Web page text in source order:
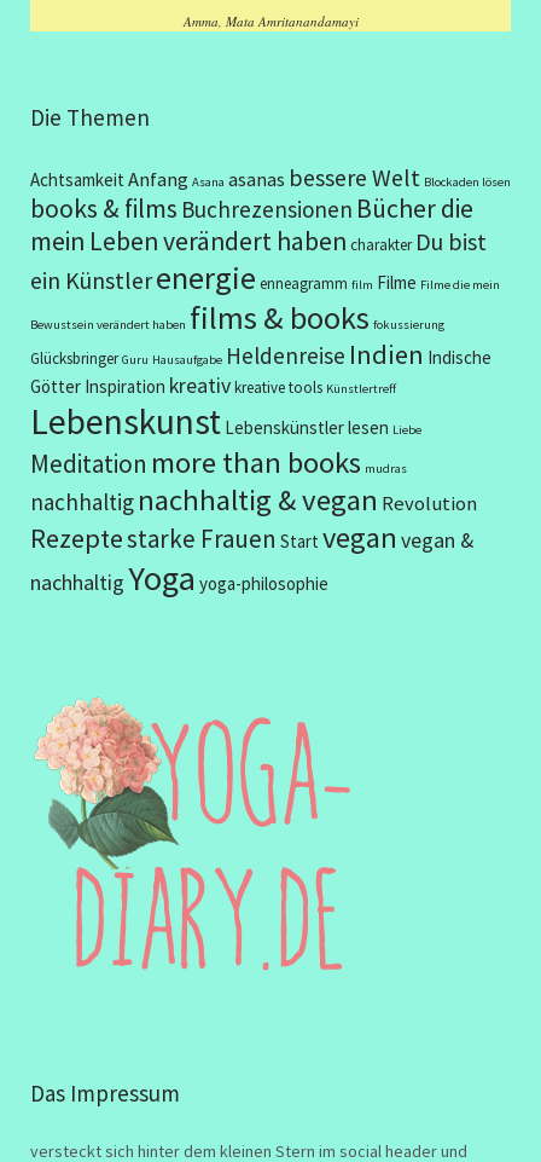
Amma, Mata Amritanandamayi
Die Themen
Achtsamkeit Anfang Asana asanas bessere Welt Blockaden lösen
books & films Buchrezensionen Bücher die
mein Leben verändert haben charakter Du bist
ein Künstlerenergie enneagramm film Filme Filme die mein
Bewustsein verändert haben films & books fokussierung
Glücksbringer Guru Hausaufgabe Heldenreise Indien Indische
Götter Inspiration kreativkreative tools Künstlertreff
Lebenskunst Lebenskünstlerlesen Liebe
Meditation more than books mudras
nachhaltig nachhaltig & vegan Revolution
Rezeptestarke Frauen Start vegan vegan &
nachhaltigYoga yoga-philosophie
Das Impressum
versteckt sich hinter dem kleinen Stern im social header und